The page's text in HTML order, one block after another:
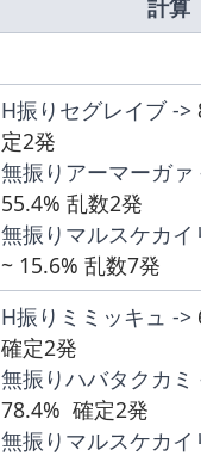
計算
H振りセグレイブ ->
定2発
無振りアーマーガァ
55.4% 乱数2発
無振りマルスケカイ
~ 15.6% 乱数7発
H振りミミッキュ ->
確定2発
無振りハバタクカミ
78.4%  確定2発
無振りマルスケカイ